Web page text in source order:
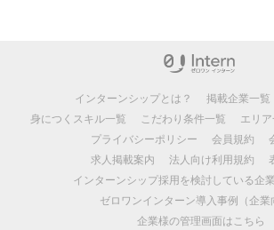
インターンシップとは？ 掲載企業一覧
身につくスキル一覧
こだわり条件一覧 エリ
プライバシーポリシー
会員規約
求人掲載案内
法人向け利用規約
インターンシップ採用を検討している企
ゼロワンインターン導入事例（企業
企業様の管理画面はこちら